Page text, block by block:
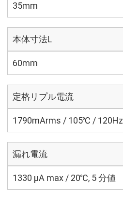
35mm
本体寸法L
60mm
定格リプル電流
1790mArms / 105℃ / 120Hz
漏れ電流
1330 μA max / 20℃, 5 分値